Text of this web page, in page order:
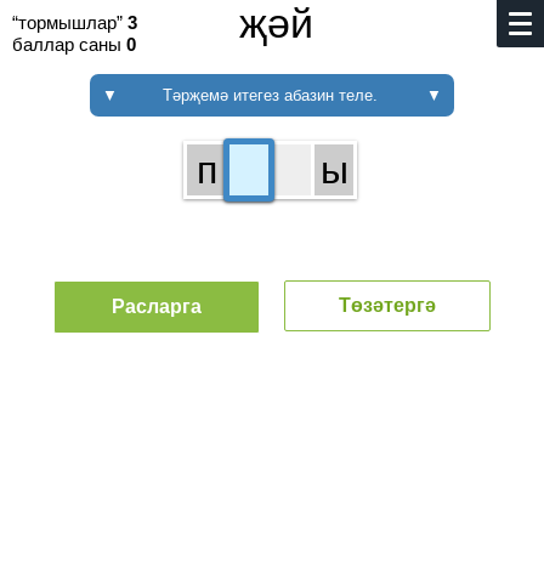
“тормышлар” 3
баллар саны 0 җәй
▼ Тәрҗемә итегез абазин теле. ▼